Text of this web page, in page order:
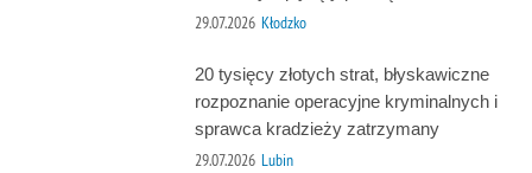
29.07.2026 Kłodzko
20 tysięcy złotych strat, błyskawiczne
rozpoznanie operacyjne kryminalnych i
sprawca kradzieży zatrzymany
29.07.2026 Lubin